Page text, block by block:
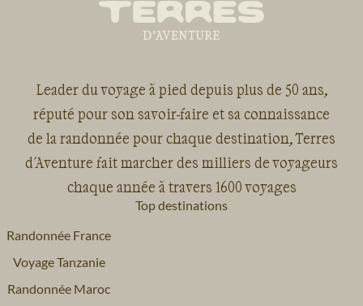
Leader du voyage à pied depuis plus de 50 ans,
réputé pour son savoir-faire et sa connaissance
de la randonnée pour chaque destination, Terres
d'Aventure fait marcher des milliers de voyageurs
chaque année à travers 1600 voyages
Top destinations
Randonnée France
Voyage Tanzanie
Randonnée Maroc